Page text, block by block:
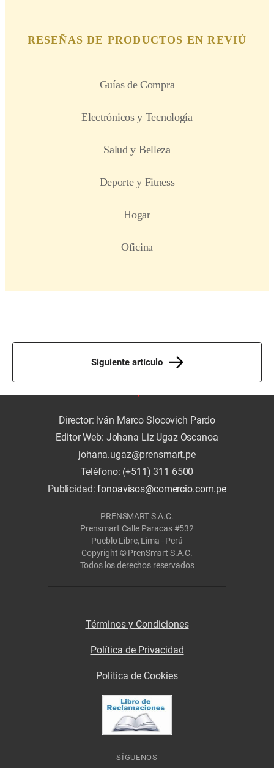
Siguiente artículo
Director: Iván Marco Slocovich Pardo
Editor Web: Johana Liz Ugaz Oscanoa
johana.ugaz@prensmart.pe
Teléfono: (+511) 311 6500
Publicidad:fonoavisos@comercio.com.pe
PRENSMART S.A.C.
Prensmart Calle Paracas #532
Pueblo Libre, Lima - Perú
Copyright © PrenSmart S.A.C.
Todos los derechos reservados
Términos y Condiciones
Política de Privacidad
Politica de Cookies
SÍGUENOS